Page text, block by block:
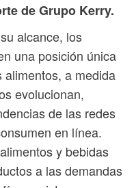
de Grupo Kerry.
alcance, los
una posición única
alimentos, a medida
evolucionan,
de las redes
en línea.
y bebidas
a las demandas